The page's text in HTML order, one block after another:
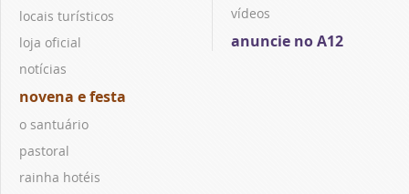
locais turísticos
loja oficial
notícias
novena e festa
o santuário
pastoral
rainha hotéis
vídeos
anuncie no A12